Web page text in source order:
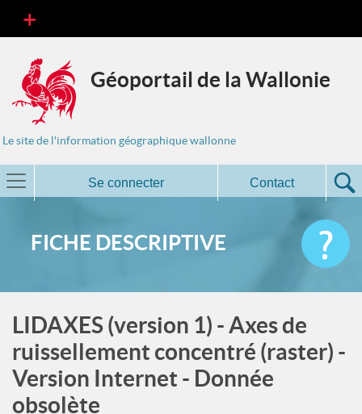
Géoportail de la Wallonie
Le site de l'information géographique wallonne
Se connecter Contact
FICHE DESCRIPTIVE
LIDAXES (version 1) - Axes de
ruissellement concentré (raster) -
Version Internet - Donnée
obsolète